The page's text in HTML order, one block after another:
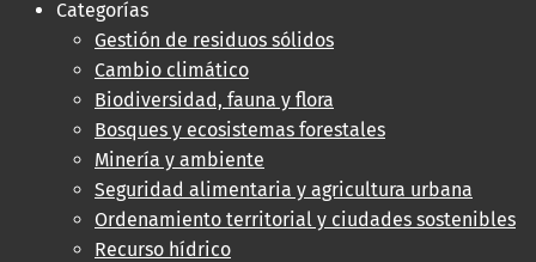
Categorías
Gestión de residuos sólidos
Cambio climático
Biodiversidad, fauna y flora
Bosques y ecosistemas forestales
Minería y ambiente
Seguridad alimentaria y agricultura urbana
Ordenamiento territorial y ciudades sostenibles
Recurso hídrico